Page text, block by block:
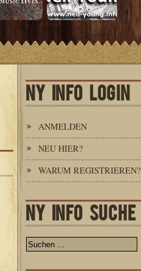
NY INFO LOGIN
ANMELDEN
NEU HIER?
WARUM REGISTRIEREN?
NY INFO SUCHE